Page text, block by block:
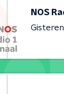
NOS
Gisteren